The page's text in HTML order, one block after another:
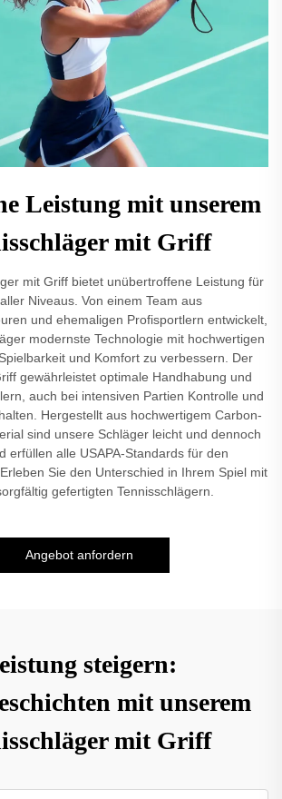
Leistung mit unserem
mit Griff
mit Griff bietet unübertroffene Leistung für
Niveaus. Von einem Team aus
und ehemaligen Profisportlern entwickelt,
modernste Technologie mit hochwertigen
und Komfort zu verbessern. Der
gewährleistet optimale Handhabung und
auch bei intensiven Partien Kontrolle und
Hergestellt aus hochwertigem Carbon-
sind unsere Schläger leicht und dennoch
erfüllen alle USAPA-Standards für den
Sie den Unterschied in Ihrem Spiel mit
gefertigten Tennisschlägern.
Angebot anfordern
steigern:
mit unserem
mit Griff